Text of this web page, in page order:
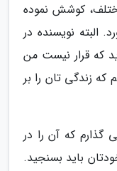
کوشش نموده
البته نویسنده در
که قرار نیست من
زندگی تان را بر
گذارم که آن را در
باید بسنجید.